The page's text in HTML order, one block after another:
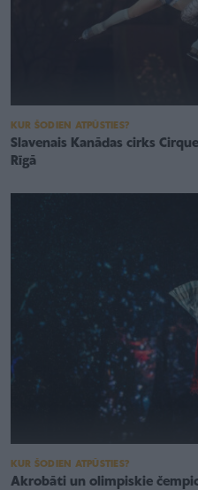
KUR ŠODIEN ATPŪSTIES?
Slavenais Kanādas cirks
Rīgā
KUR ŠODIEN ATPŪSTIES?
Akrobāti un olimpiskie